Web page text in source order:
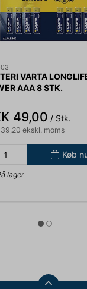
VARTA
AAA 8 STK.
49,00 / Stk.
39,20 ekskl. moms
Køb
lager